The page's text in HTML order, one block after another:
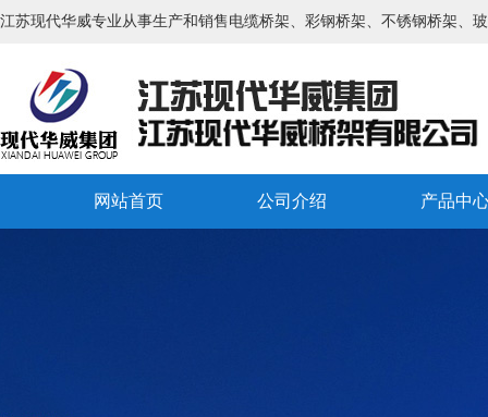
江苏现代华威专业从事生产和销售电缆桥架、彩钢桥架、不锈钢桥架、
网站首页 公司介绍 产品中